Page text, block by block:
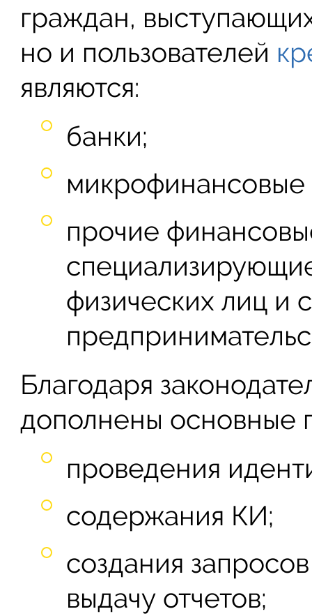
граждан,
но и пользователей
являются:
банки;
микрофинансовые
прочие
физических лиц и
Благодаря
дополнены основные
проведения
содержания КИ;
создания
выдачу отчетов;